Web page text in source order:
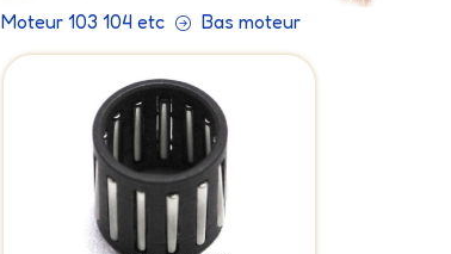
Moteur 103 104 etc Bas moteur